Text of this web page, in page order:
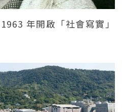
年開啟「社會寫實」